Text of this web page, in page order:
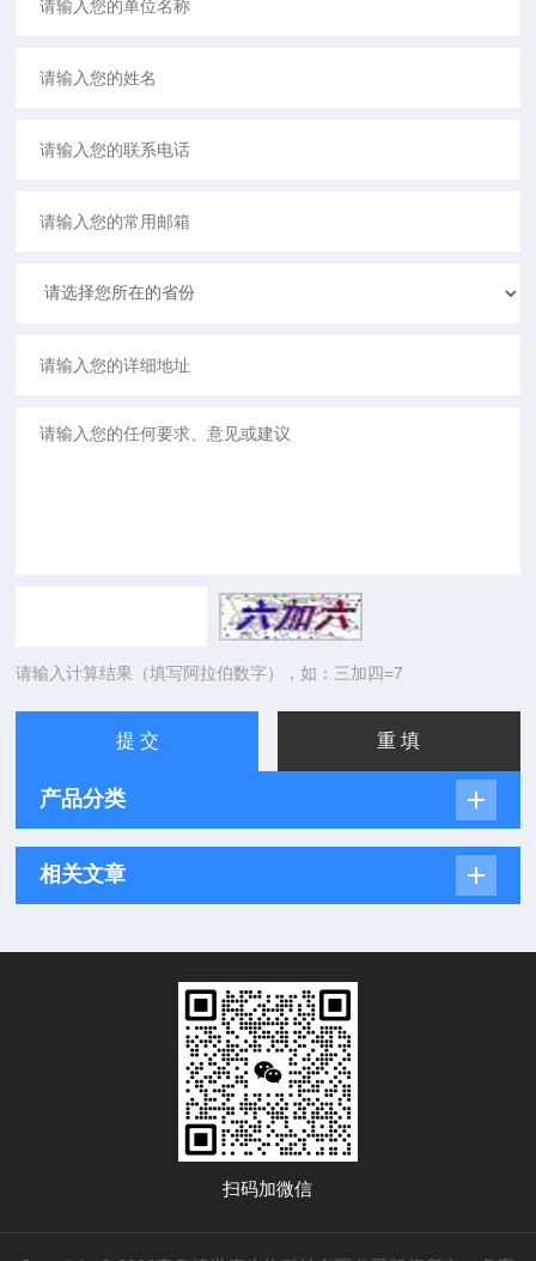
请输入计算结果（填写阿拉伯数字），如：三加四=7
产品分类
相关文章
扫码加微信